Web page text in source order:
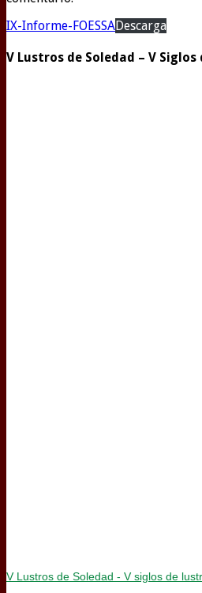
IX-Informe-FOESSADescarga
V Lustros de Soledad – V Siglos
V Lustros de Soledad - V siglos de